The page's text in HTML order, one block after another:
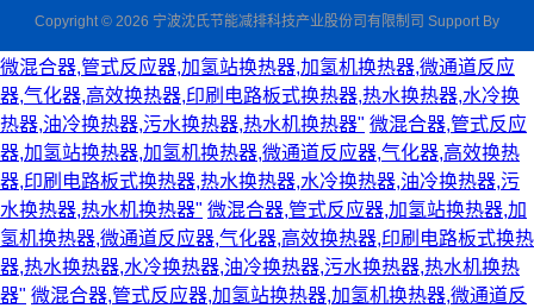
Copyright © 2026 宁波沈氏节能减排科技产业股份司有限制司 Support By
微混合器,管式反应器,加氢站换热器,加氢机换热器,微通道反应
器,气化器,高效换热器,印刷电路板式换热器,热水换热器,水冷换
热器,油冷换热器,污水换热器,热水机换热器" 微混合器,管式反应
器,加氢站换热器,加氢机换热器,微通道反应器,气化器,高效换热
器,印刷电路板式换热器,热水换热器,水冷换热器,油冷换热器,污
水换热器,热水机换热器" 微混合器,管式反应器,加氢站换热器,加
氢机换热器,微通道反应器,气化器,高效换热器,印刷电路板式换热
器,热水换热器,水冷换热器,油冷换热器,污水换热器,热水机换热
器" 微混合器,管式反应器,加氢站换热器,加氢机换热器,微通道反